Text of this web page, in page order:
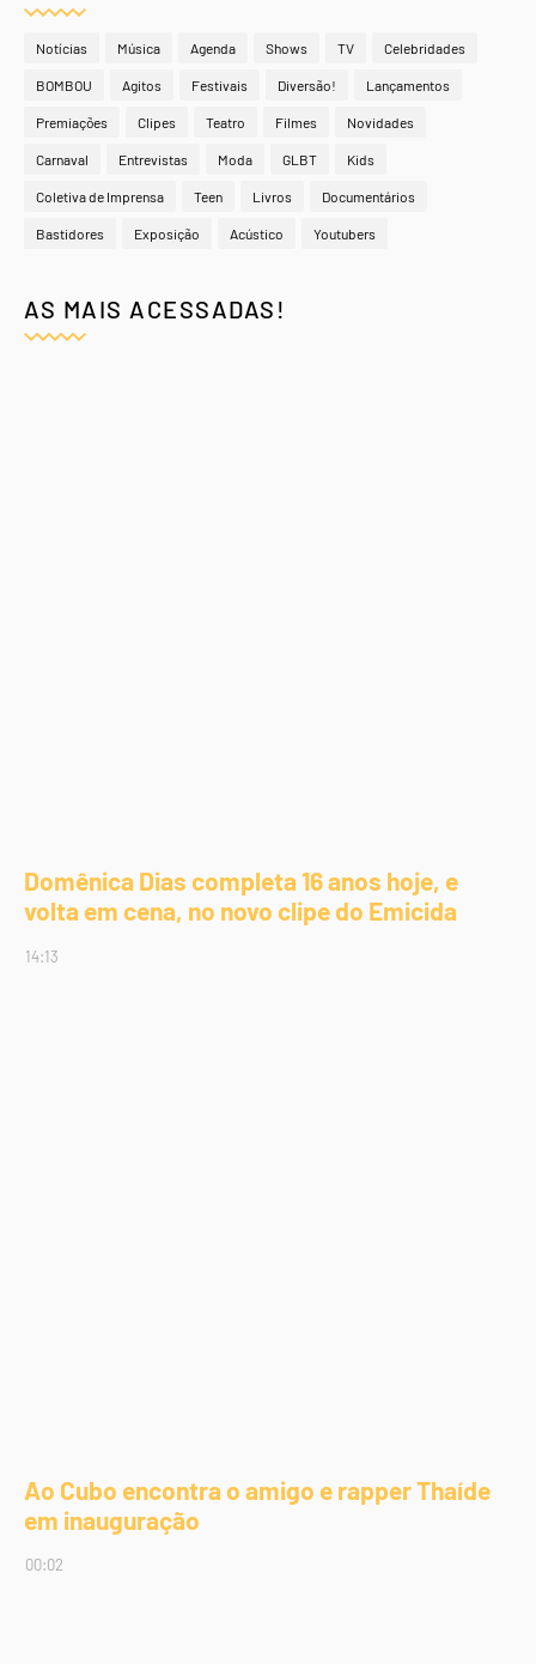
Notícias Música Agenda Shows TV Celebridades
BOMBOU Agitos Festivais Diversão! Lançamentos
Premiações Clipes Teatro Filmes Novidades
Carnaval Entrevistas Moda GLBT Kids
Coletiva de Imprensa Teen Livros Documentários
Bastidores Exposição Acústico Youtubers
AS MAIS ACESSADAS!
Domênica Dias completa 16 anos hoje, e
volta em cena, no novo clipe do Emicida
14:13
Ao Cubo encontra o amigo e rapper Thaíde
em inauguração
00:02